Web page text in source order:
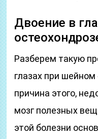
Двоение в
Разберем такую
глазах при
причина этого,
мозг полезных
этой болезни